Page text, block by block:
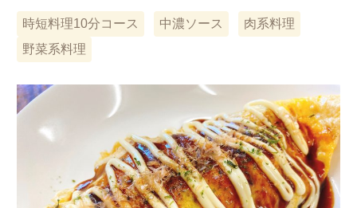
時短料理10分コース 中濃ソース
肉系料理
野菜系料理